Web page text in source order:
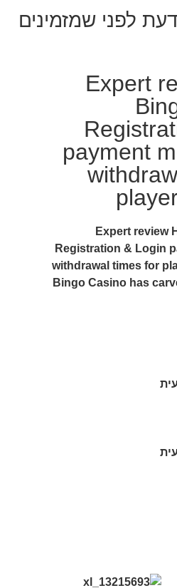
לפני שמזמינים
Expert
payment
Expert
Registration & Login
withdrawal times for
Bingo Casino has